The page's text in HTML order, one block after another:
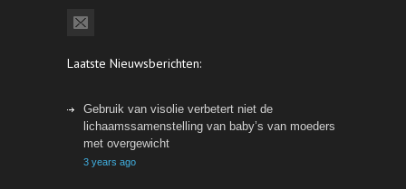
Laatste Nieuwsberichten:
Gebruik van visolie verbetert niet de
lichaamssamenstelling van baby’s van moeders
met overgewicht
3 years ago